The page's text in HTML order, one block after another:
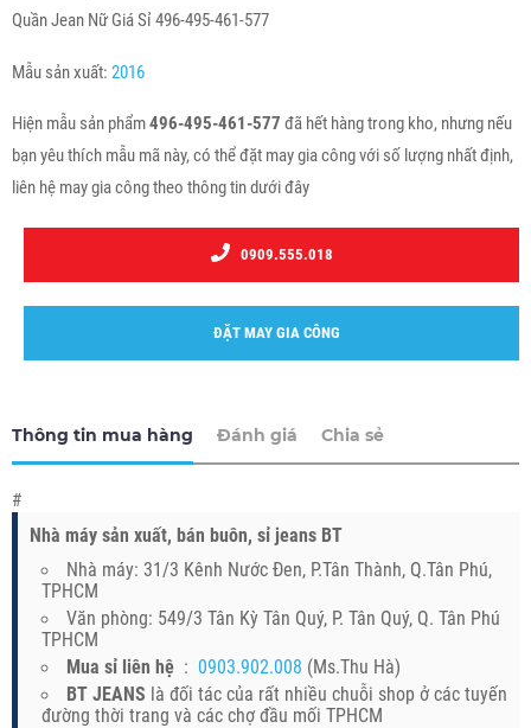
Quần Jean Nữ Giá Sỉ 496-495-461-577
Mẫu sản xuất: 2016
Hiện mẫu sản phẩm496-495-461-577 đã hết hàng trong kho, nhưng nếu
bạn yêu thích mẫu mã này, có thể đặt may gia công với số lượng nhất định,
liên hệ may gia công theo thông tin dưới đây
0909.555.018
ĐẶT MAY GIA CÔNG
Thông tin mua hàng Đánh giá Chia sẻ
#
Nhà máy sản xuất, bán buôn, sỉ jeans BT
Nhà máy: 31/3 Kênh Nước Đen, P.Tân Thành, Q.Tân Phú,
TPHCM
Văn phòng: 549/3 Tân Kỳ Tân Quý, P. Tân Quý, Q. Tân Phú
TPHCM
Mua sỉ liên hệ : 0903.902.008 (Ms.Thu Hà)
BT JEANS là đối tác của rất nhiều chuỗi shop ở các tuyến
đường thời trang và các chợ đầu mối TPHCM